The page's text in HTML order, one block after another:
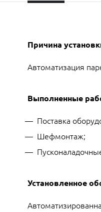
Причина
Автоматизация
Выполненные
Поставка
Шефмонтаж;
Установленное